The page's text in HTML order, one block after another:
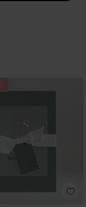
finden Sie
Beispiel die